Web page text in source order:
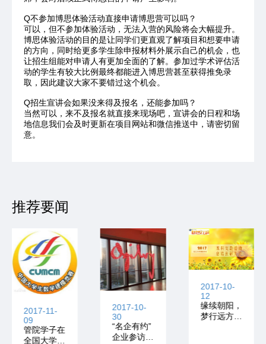
Q不参加博思体验活动直接申请博思营可以吗？
可以，但不参加体验活动，无法入营的风险将会大幅提升。
博思体验活动的目的是让同学们更直观了解项目和想要申请
的方向，同时给更多学生除申报材料外展示自己的机会，也
让招生组能对申请人有更加全面的了解。参加过学术评估活
动的学生有较大比例最终都能进入博思营甚至获得推免录
取，因此建议大家不要错过这个机会。
Q招生宣讲会如果没来得及报名，还能参加吗？
当然可以，来不及报名就直接来现场吧，宣讲会的日程和场
地信息我们会及时更新在项目网站和微信推送中，请密切留
意。
推荐要闻
2017-11-
09
管院学子在
全国大学生
2017-10-
30
“名企有约”
企业参访之
2017-10-
12
缘续朝阳，
梦行远方|2